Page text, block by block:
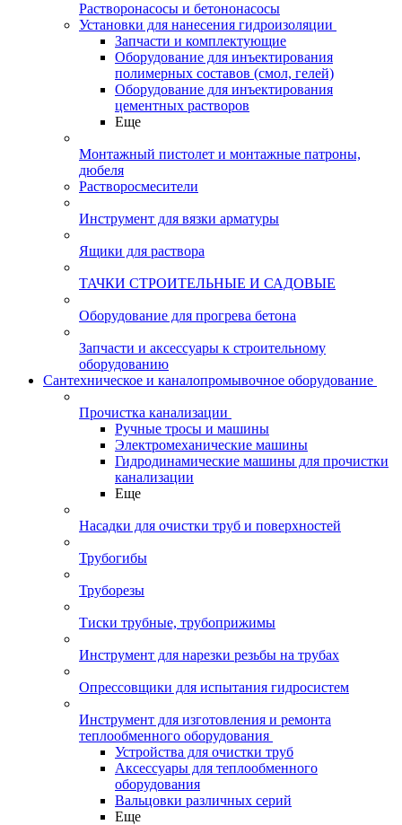
Растворонасосы и бетононасосы
Установки для нанесения гидроизоляции
Запчасти и комплектующие
Оборудование для инъектирования
полимерных составов (смол, гелей)
Оборудование для инъектирования
цементных растворов
Еще
Монтажный пистолет и монтажные патроны,
дюбеля
Растворосмесители
Инструмент для вязки арматуры
Ящики для раствора
ТАЧКИ СТРОИТЕЛЬНЫЕ И САДОВЫЕ
Оборудование для прогрева бетона
Запчасти и аксессуары к строительному
оборудованию
Сантехническое и каналопромывочное оборудование
Прочистка канализации
Ручные тросы и машины
Электромеханические машины
Гидродинамические машины для прочистки
канализации
Еще
Насадки для очистки труб и поверхностей
Трубогибы
Труборезы
Тиски трубные, трубоприжимы
Инструмент для нарезки резьбы на трубах
Опрессовщики для испытания гидросистем
Инструмент для изготовления и ремонта
теплообменного оборудования
Устройства для очистки труб
Аксессуары для теплообменного
оборудования
Вальцовки различных серий
Еще